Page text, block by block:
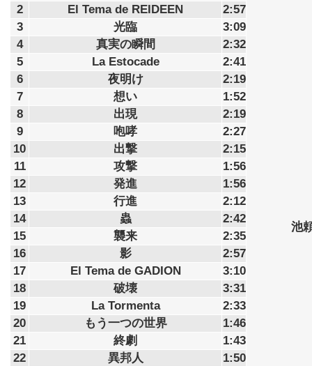
池
2 El Tema de REIDEEN
2:57
3
光臨
3:09
4
真実の瞬間
2:32
5
La Estocade
2:41
6
夜明け
2:19
7
想い
1:52
8
出現
2:19
9
咆哮
2:27
10
出撃
2:15
11
攻撃
1:56
12
発進
1:56
13
行進
2:12
14
蟲
2:42
15
襲来
2:35
16
影
2:57
17
El Tema de GADION
3:10
18
破壊
3:31
19
La Tormenta
2:33
20
もう一つの世界
1:46
21
終劇
1:43
22
異邦人
1:50